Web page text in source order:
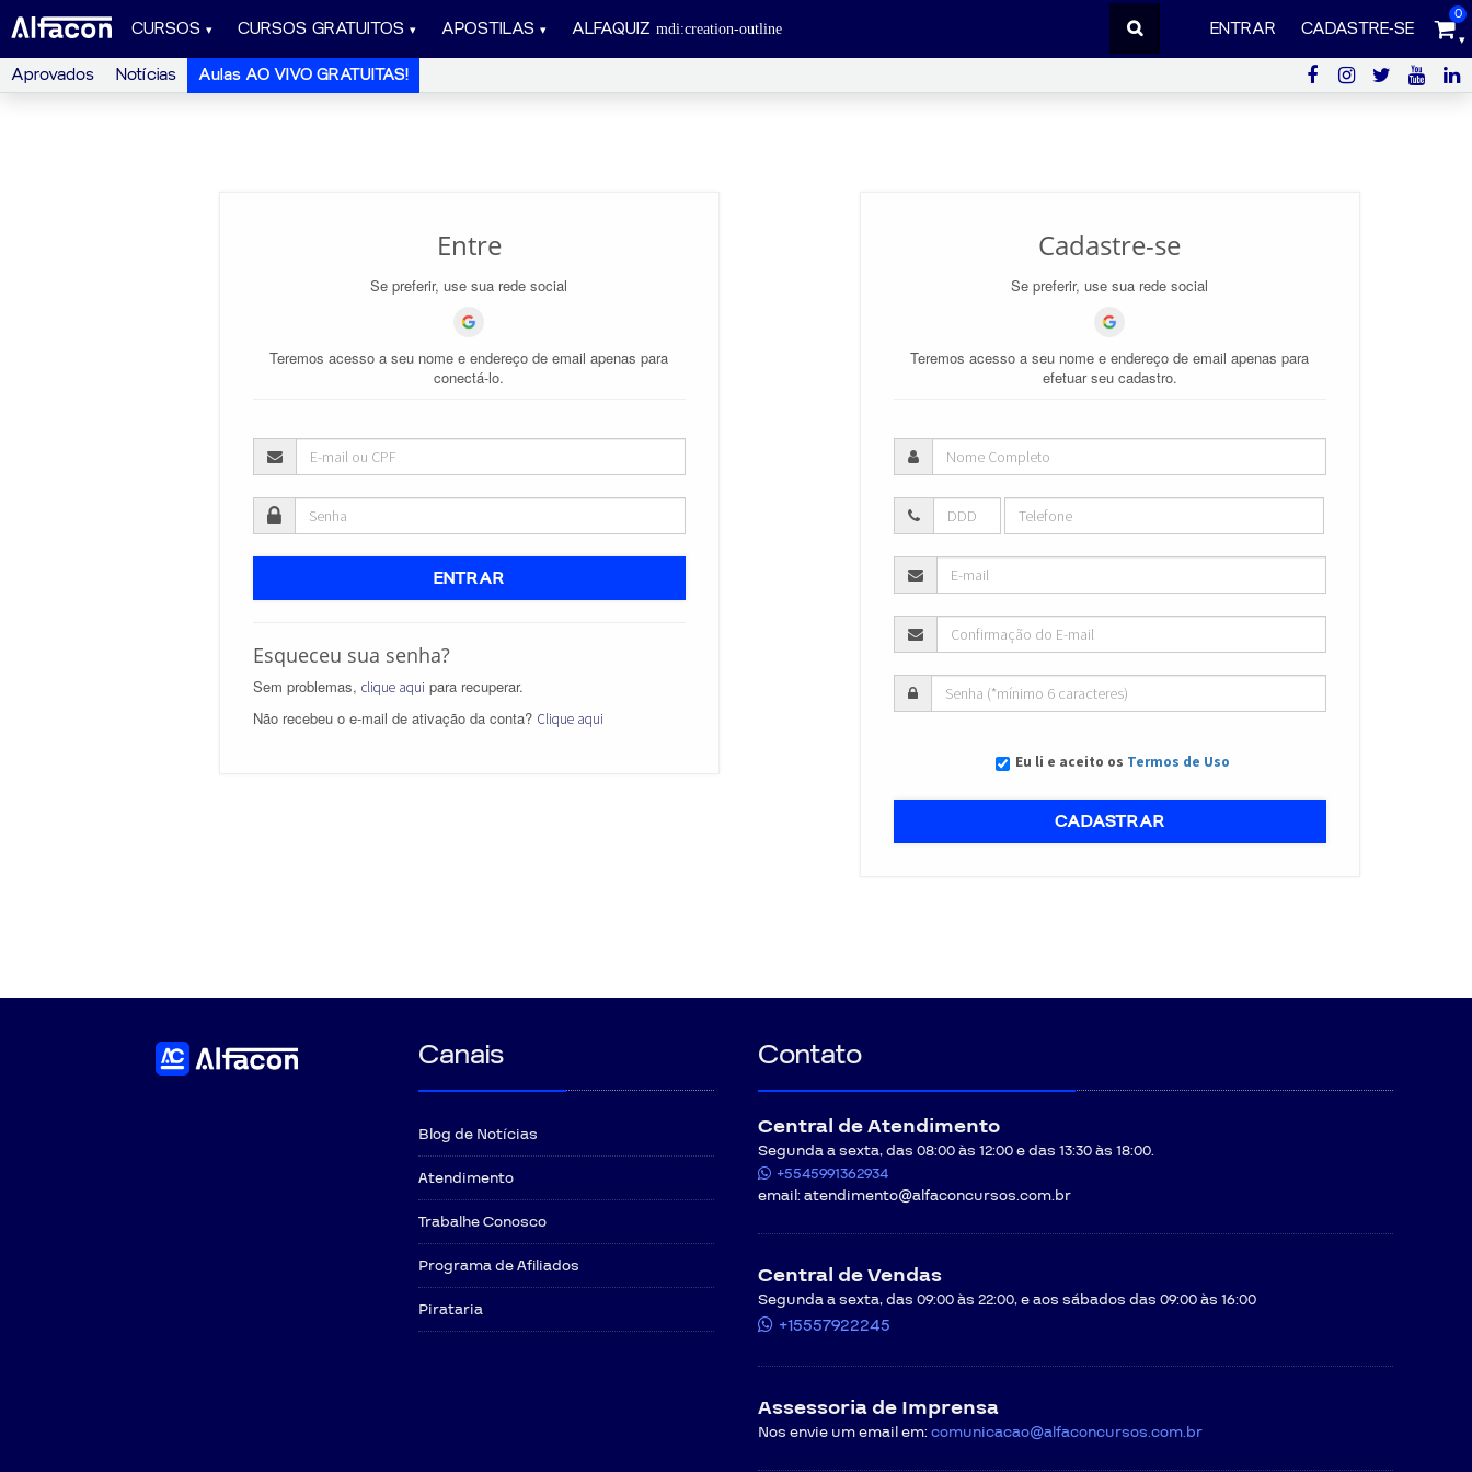
0
ENTRAR CADASTRE-SE
CURSOS CURSOS GRATUITOS APOSTILAS ALFAQUIZ
Aprovados Notícias Aulas AO VIVO GRATUITAS!
Entre
Se preferir, use sua rede social
Teremos acesso a seu nome e endereço de email apenas para
conectá-lo.
ENTRAR
Esqueceu sua senha?
Sem problemas, clique aqui para recuperar.
Não recebeu o e-mail de ativação da conta? Clique aqui
Cadastre-se
Se preferir, use sua rede social
Teremos acesso a seu nome e endereço de email apenas para
efetuar seu cadastro.
Eu li e aceito os Termos de Uso
CADASTRAR
Canais
Blog de Notícias
Atendimento
Trabalhe Conosco
Programa de Afiliados
Pirataria
Contato
Central de Atendimento
Segunda a sexta, das 08:00 às 12:00 e das 13:30 às 18:00.
+5545991362934
email:atendimento@alfaconcursos.com.br
Central de Vendas
Segunda a sexta, das 09:00 às 22:00, e aos sábados das 09:00 às 16:00
+15557922245
Assessoria de Imprensa
Nos envie um email em:comunicacao@alfaconcursos.com.br